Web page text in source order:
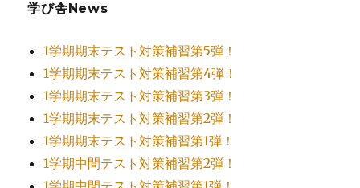
学び舎News
1学期期末テスト対策補習第5弾！
1学期期末テスト対策補習第4弾！
1学期期末テスト対策補習第3弾！
1学期期末テスト対策補習第2弾！
1学期期末テスト対策補習第1弾！
1学期中間テスト対策補習第2弾！